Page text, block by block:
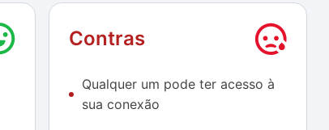
outros utilizadores da aplicação, de forma a
rede Wi-Fi.
Zona Grátis WI-FI não um aplicativo com o
Wi-FI. O objetivo real do serviço é
Contras
Qualquer um pode ter acesso à
sua conexão